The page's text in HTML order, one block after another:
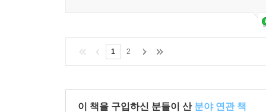
1 2
이 책을 구입하신 분들이 산 분야 연관 책